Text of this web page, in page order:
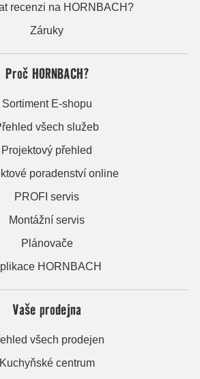
recenzi na HORNBACH?
Záruky
Proč HORNBACH?
Sortiment E-shopu
všech služeb
Projektový přehled
poradenství online
PROFI servis
Montážní servis
Plánovače
HORNBACH
Vaše prodejna
všech prodejen
Kuchyňské centrum